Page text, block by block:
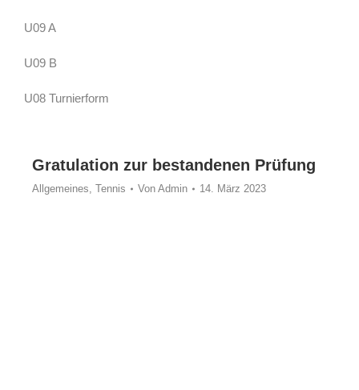
Gratulation zur bestandenen Prüfung
Allgemeines, Tennis Von Admin 14. März 2023
U09 A
U09 B
U08 Turnierform